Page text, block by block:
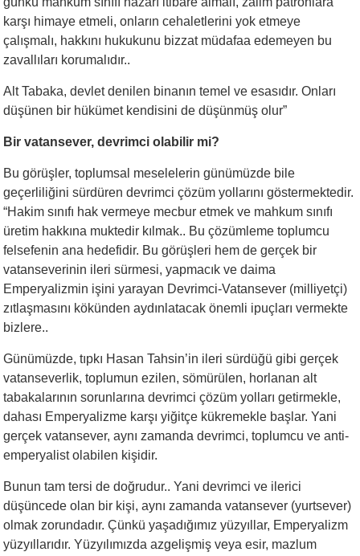
karşı himaye etmeli, onların cehaletlerini yok etmeye
çalışmalı, hakkını hukukunu bizzat müdafaa edemeyen bu
zavallıları korumalıdır..
Alt Tabaka, devlet denilen binanın temel ve esasıdır. Onları
düşünen bir hükümet kendisini de düşünmüş olur”
Bir vatansever, devrimci olabilir mi?
Bu görüşler, toplumsal meselelerin günümüzde bile
geçerliliğini sürdüren devrimci çözüm yollarını göstermektedir.
“Hakim sınıfı hak vermeye mecbur etmek ve mahkum sınıfı
üretim hakkına muktedir kılmak.. Bu çözümleme toplumcu
felsefenin ana hedefidir. Bu görüşleri hem de gerçek bir
vatanseverinin ileri sürmesi, yapmacık ve daima
Emperyalizmin işini yarayan Devrimci-Vatansever (milliyetçi)
zıtlaşmasını kökünden aydınlatacak önemli ipuçları vermekte
bizlere..
Günümüzde, tıpkı Hasan Tahsin’in ileri sürdüğü gibi gerçek
vatanseverlik, toplumun ezilen, sömürülen, horlanan alt
tabakalarının sorunlarına devrimci çözüm yolları getirmekle,
dahası Emperyalizme karşı yiğitçe kükremekle başlar. Yani
gerçek vatansever, aynı zamanda devrimci, toplumcu ve anti-
emperyalist olabilen kişidir.
Bunun tam tersi de doğrudur.. Yani devrimci ve ilerici
düşüncede olan bir kişi, aynı zamanda vatansever (yurtsever)
olmak zorundadır. Çünkü yaşadığımız yüzyıllar, Emperyalizm
yüzyıllarıdır. Yüzyılımızda azgelişmiş veya esir, mazlum